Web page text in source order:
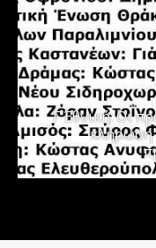
Γ΄ Εθνική: Οι
κλήρωση